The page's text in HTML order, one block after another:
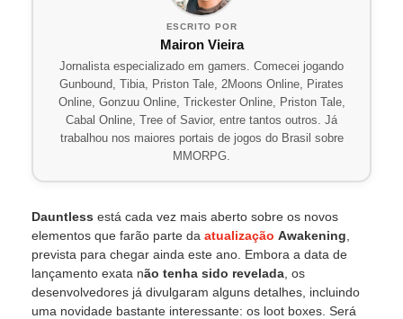
ESCRITO POR
Mairon Vieira
Jornalista especializado em gamers. Comecei jogando
Gunbound, Tibia, Priston Tale, 2Moons Online, Pirates
Online, Gonzuu Online, Trickester Online, Priston Tale,
Cabal Online, Tree of Savior, entre tantos outros. Já
trabalhou nos maiores portais de jogos do Brasil sobre
MMORPG.
Dauntless está cada vez mais aberto sobre os novos
elementos que farão parte da atualização Awakening
prevista para chegar ainda este ano. Embora a data de
lançamento exata não tenha sido revelada , os
desenvolvedores já divulgaram alguns detalhes, incluindo
uma novidade bastante interessante: os loot boxes. Será